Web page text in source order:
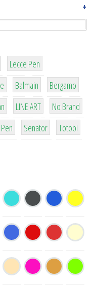
+
2
Lecce Pen
4
Balmain
26
Bergamo
4
LINE ART
90
No Brand
15
Senator
43
Totobi